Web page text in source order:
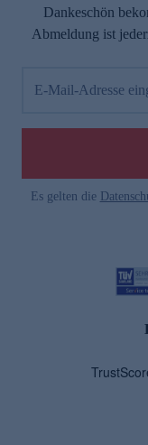
Dankeschön
Abmeldung ist
E-Mail-Adresse
Es gelten die